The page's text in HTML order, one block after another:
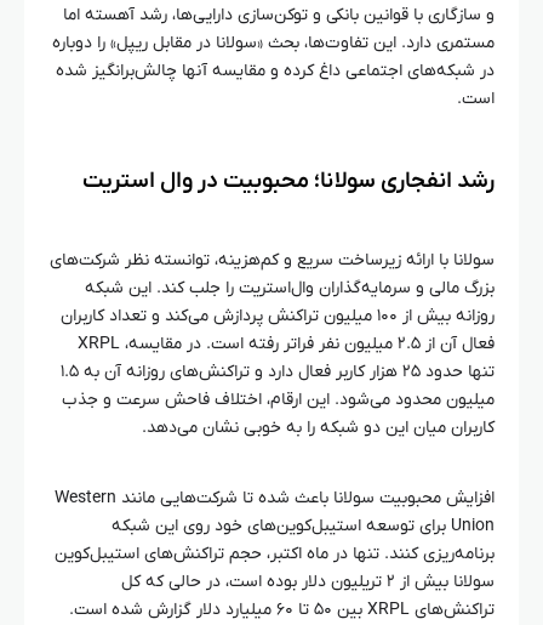
و سازگاری با قوانین بانکی و توکن‌سازی دارایی‌ها، رشد آهسته اما
مستمری دارد. این تفاوت‌ها، بحث «سولانا در مقابل ریپل» را دوباره
در شبکه‌های اجتماعی داغ کرده و مقایسه آنها چالش‌برانگیز شده
است.
رشد انفجاری سولانا؛ محبوبیت در وال‌ استریت
سولانا با ارائه زیرساخت سریع و کم‌هزینه، توانسته نظر شرکت‌های
بزرگ مالی و سرمایه‌گذاران وال‌استریت را جلب کند. این شبکه
روزانه بیش از ۱۰۰ میلیون تراکنش پردازش می‌کند و تعداد کاربران
فعال آن از ۲.۵ میلیون نفر فراتر رفته است. در مقایسه، XRPL
تنها حدود ۲۵ هزار کاربر فعال دارد و تراکنش‌های روزانه آن به ۱.۵
میلیون محدود می‌شود. این ارقام، اختلاف فاحش سرعت و جذب
کاربران میان این دو شبکه را به خوبی نشان می‌دهد.
افزایش محبوبیت سولانا باعث شده تا شرکت‌هایی مانند Western
Union برای توسعه استیبل‌کوین‌های خود روی این شبکه
برنامه‌ریزی کنند. تنها در ماه اکتبر، حجم تراکنش‌های استیبل‌کوین
سولانا بیش از ۲ تریلیون دلار بوده است، در حالی که کل
تراکنش‌های XRPL بین ۵۰ تا ۶۰ میلیارد دلار گزارش شده است.